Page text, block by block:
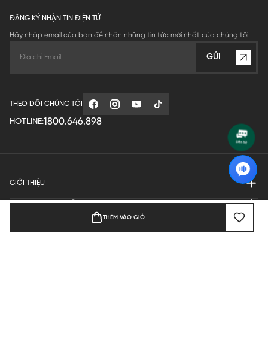
THÊM VÀO GIỎ
ĐĂNG KÝ NHẬN TIN ĐIỆN TỬ
Hãy nhập email của bạn để nhận những tin tức mới nhất của chúng tôi
GỬI
THEO DÕI CHÚNG TÔI
HOTLINE:1800.646.898
GIỚI THIỆU
QUY ĐỊNH HOẠT ĐỘNG